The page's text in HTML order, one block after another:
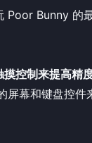
Poor Bunny 的
控制来提高精度
屏幕和键盘控件